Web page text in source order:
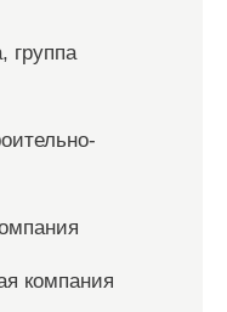
группа
компания